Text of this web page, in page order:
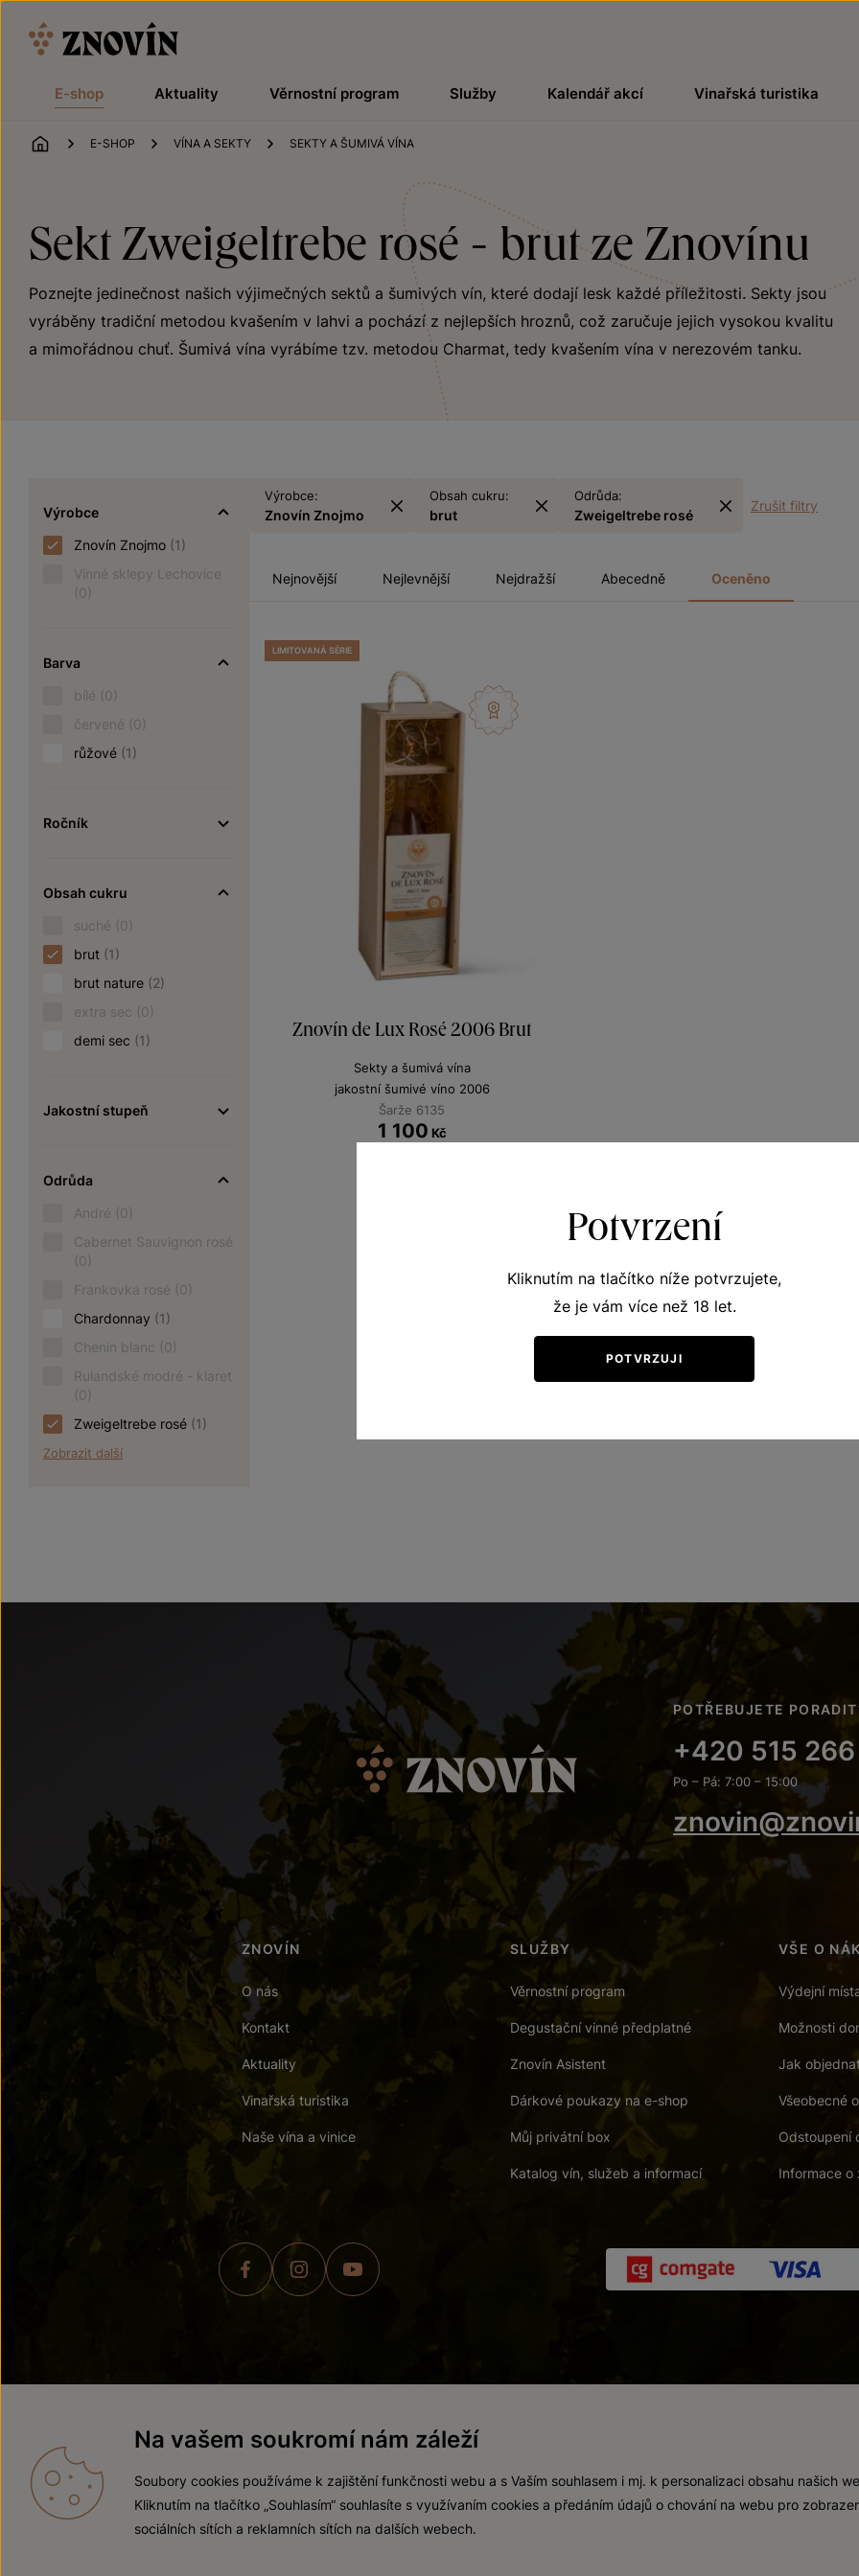
E-shop Aktuality Věrnostní program Služby Kalendář akcí Vinařská turistika
ÚVOD
E-SHOP VÍNA A SEKTY SEKTY A ŠUMIVÁ VÍNA
Sekt Zweigeltrebe rosé - brut ze Znovínu
Poznejte jedinečnost našich výjimečných sektů a šumivých vín, které dodají lesk každé příležitosti. Sekty jsou
vyráběny tradiční metodou kvašením v lahvi a pochází z nejlepších hroznů, což zaručuje jejich vysokou kvalitu
a mimořádnou chuť. Šumivá vína vyrábíme tzv. metodou Charmat, tedy kvašením vína v nerezovém tanku.
Výrobce
Znovín Znojmo (1)
Vinné sklepy Lechovice
(0)
Barva
bílé (0)
červené (0)
růžové (1)
Ročník
Obsah cukru
suché (0)
brut (1)
brut nature (2)
extra sec (0)
demi sec (1)
Jakostní stupeň
Odrůda
André (0)
Cabernet Sauvignon rosé
(0)
Frankovka rosé (0)
Chardonnay (1)
Chenin blanc (0)
Rulandské modré - klaret
(0)
Zweigeltrebe rosé (1)
Zobrazit další
Výrobce:
Znovín Znojmo
Obsah cukru:
brut
Odrůda:
Zweigeltrebe rosé
Zrušit filtry
Nejnovější Nejlevnější Nejdražší Abecedně Oceněno
Znovín de Lux Rosé 2006 Brut
Sekty a šumivá vína
jakostní šumivé víno 2006
Šarže 6135
1 100 Kč
LIMITOVANÁ SÉRIE
POTŘEBUJETE
+420 515
Po – Pá: 7:00 – 15:00
ZNOVÍN
O nás
Kontakt
Aktuality
Vinařská turistika
Naše vína a vinice
SLUŽBY
Věrnostní program
Degustační vinné předplatné
Znovín Asistent
Dárkové poukazy na e-shop
Můj privátní box
Katalog vín, služeb a informací
VŠE O
Výdejní
Možnosti
Jak
Všeobecné
Odstoupení
Informace o
Zákaz prodeje alkoholických nápojů osobám mladším 18 let.
Vytvořil webProgress
Potvrzení
Kliknutím na tlačítko níže potvrzujete,
že je vám více než 18 let.
POTVRZUJI
Na vašem soukromí nám záleží
Soubory cookies používáme k zajištění funkčnosti webu a s Vaším souhlasem i mj. k personalizaci obsahu našich
Kliknutím na tlačítko „Souhlasím“ souhlasíte s využívaním cookies a předáním údajů o chování na webu pro
sociálních sítích a reklamních sítích na dalších webech.